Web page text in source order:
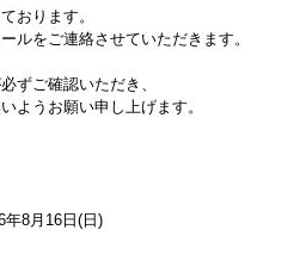
■SOW（ソウ）■ タイニーガラスフラ
ワーベース No.02
おります。
ルをご連絡させていただきます。
ずご確認いただき、
ようお願い申し上げます。
年8月16日(日)